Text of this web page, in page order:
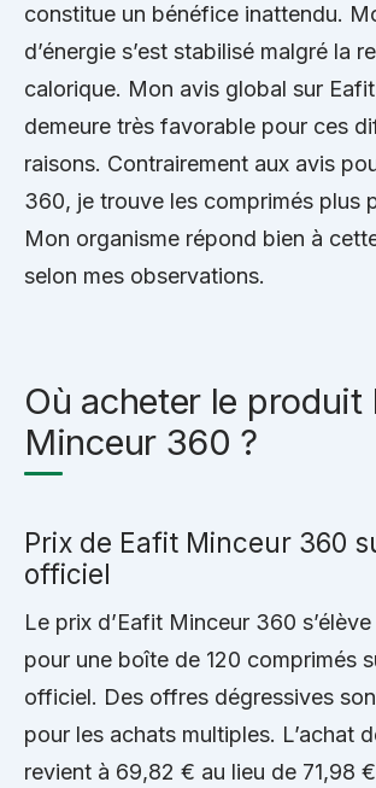
constitue un bénéfice inattendu.
d’énergie s’est stabilisé malgré la
calorique. Mon avis global sur
demeure très favorable pour ces
raisons. Contrairement aux avis
360, je trouve les comprimés plus
Mon organisme répond bien à
selon mes observations.
Où acheter le produit
Minceur 360 ?
Prix de Eafit Minceur 360
officiel
Le prix d’Eafit Minceur 360
pour une boîte de 120 comprimés
officiel. Des offres dégressives
pour les achats multiples. L’achat
revient à 69,82 € au lieu de 71,98